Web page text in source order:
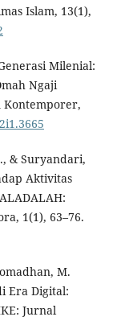
Islam, 13(1),
Milenial:
Ngaji
Kontemporer,
& Suryandari,
Aktivitas
1(1), 63–76.
M.
Era Digital:
Jurnal